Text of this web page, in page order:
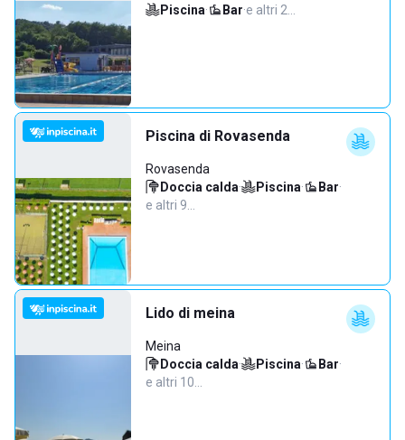
Piscina· Bar·e altri 2…
Piscina di Rovasenda
Rovasenda
Doccia calda· Piscina· Bar·
e altri 9…
Lido di meina
Meina
Doccia calda· Piscina· Bar·
e altri 10…